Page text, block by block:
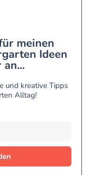
meinen
Ideen
und kreative Tipps
Alltag!